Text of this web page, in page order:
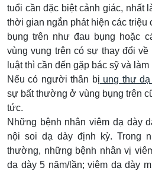
tuổi cần đặc biệt cảnh giác, nhất
thời gian ngắn phát hiện các
bụng trên như đau bụng hoặc
vùng vụng trên có sự thay đổi
luật thì cần đến gặp bác sỹ và
Nếu có người thân bị ung thư dạ
sự bất thường ở vùng bụng trên
tức.
Những bệnh nhân viêm dạ dày
nội soi dạ dày định kỳ. Trong
thường, những bệnh nhân vị
dạ dày 5 năm/lần; viêm dạ dày